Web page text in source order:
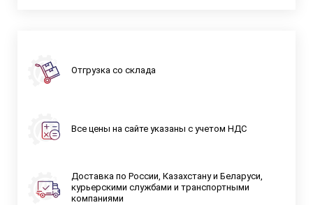
Отгрузка со склада
Все цены на сайте указаны с учетом НДС
Доставка по России, Казахстану и Беларуси,
курьерскими службами и транспортными
компаниями